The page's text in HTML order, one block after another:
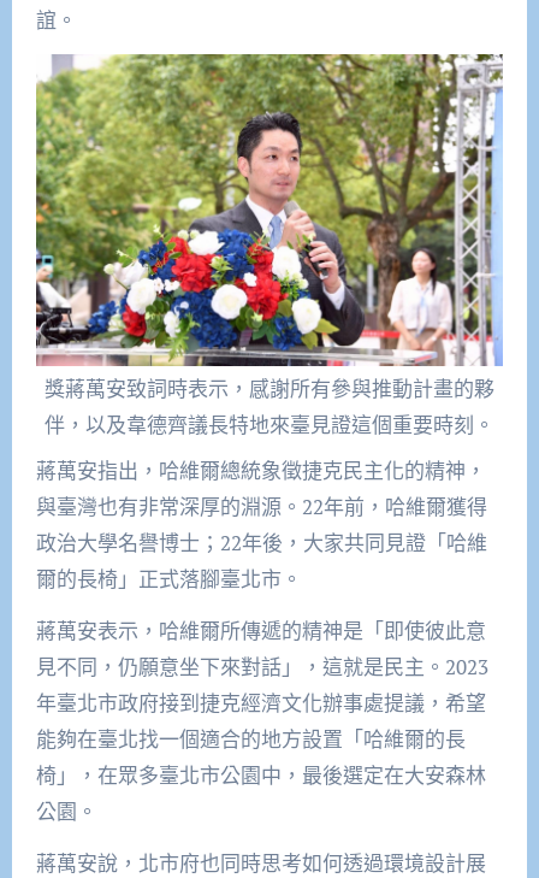
誼。
獎蔣萬安致詞時表示，感謝所有參與推動計畫的夥
伴，以及韋德齊議長特地來臺見證這個重要時刻。
蔣萬安指出，哈維爾總統象徵捷克民主化的精神，
與臺灣也有非常深厚的淵源。22年前，哈維爾獲得
政治大學名譽博士；22年後，大家共同見證「哈維
爾的長椅」正式落腳臺北市。
蔣萬安表示，哈維爾所傳遞的精神是「即使彼此意
見不同，仍願意坐下來對話」，這就是民主。2023
年臺北市政府接到捷克經濟文化辦事處提議，希望
能夠在臺北找一個適合的地方設置「哈維爾的長
椅」，在眾多臺北市公園中，最後選定在大安森林
公園。
蔣萬安說，北市府也同時思考如何透過環境設計展